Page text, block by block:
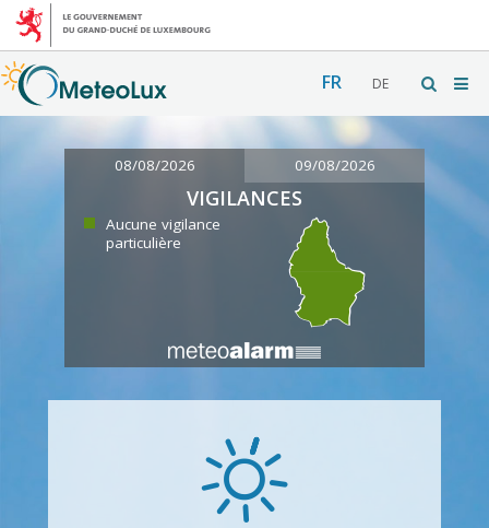
FR DE
08/08/2026 09/08/2026
VIGILANCES
Aucune vigilance
particulière